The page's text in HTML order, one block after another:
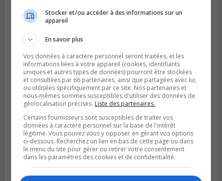
VIEUX-LONGUEUIL
Publié le 28 juillet 2026 à 07h44
La Tablée des chefs obtient un appui
financier pour poursuivre sa mission
Stocker et/ou accéder à des informations sur un
appareil
En savoir plus
Vos données à caractère personnel seront traitées, et les
informations liées à votre appareil (cookies, identifiants
uniques et autres types de données) pourront être stockées
et consultées par 66 partenaires, ainsi que partagées avec lui,
ou utilisées spécifiquement par ce site. Nos partenaires et
nous-mêmes sommes susceptibles d'utiliser des données de
géolocalisation précises. Liste des partenaires.
Certains fournisseurs sont susceptibles de traiter vos
données à caractère personnel sur la base de l'intérêt
légitime. Vous pouvez vous y opposer en gérant vos options
ci-dessous. Recherchez un lien en bas de cette page ou dans
le menu du site pour gérer ou retirer votre consentement
dans les paramètres des cookies et de confidentialité.